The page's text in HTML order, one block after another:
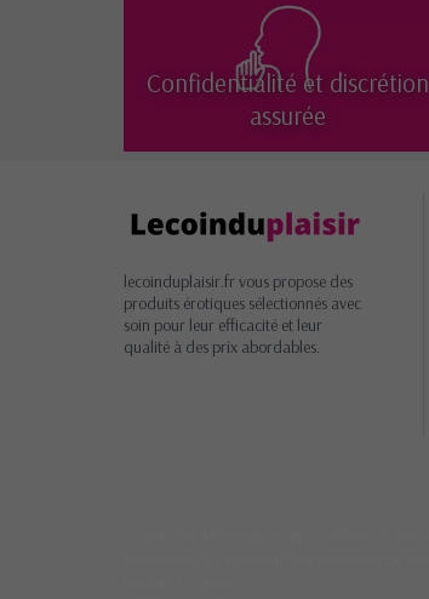
Confidentialité et discrétion
assurée
lecoinduplaisir.fr vous propose des
produits érotiques sélectionnés avec
soin pour leur efficacité et leur
qualité à des prix abordables.